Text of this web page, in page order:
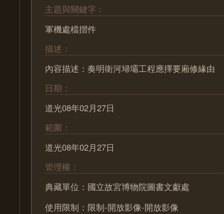
主題與關鍵字：
軍機處檔摺件
描述：
內容描述：奏明衛河埽壩工程應擇要廂修緣由
日期：
道光08年02月27日
範圍：
道光08年02月27日
管理權：
典藏單位：國立故宮博物院圖書文獻處
使用限制：限制-開放影像-開放影像